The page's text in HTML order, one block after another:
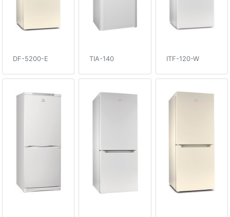
DF-5200-E TIA-140 ITF-120-W